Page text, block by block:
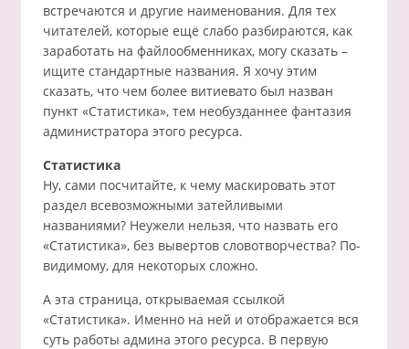
встречаются и другие наименования. Для тех
читателей, которые ещё слабо разбираются, как
заработать на файлообменниках, могу сказать –
ищите стандартные названия. Я хочу этим
сказать, что чем более витиевато был назван
пункт «Статистика», тем необузданнее фантазия
администратора этого ресурса.
Статистика
Ну, сами посчитайте, к чему маскировать этот
раздел всевозможными затейливыми
названиями? Неужели нельзя, что назвать его
«Статистика», без вывертов словотворчества? По-
видимому, для некоторых сложно.
А эта страница, открываемая ссылкой
«Статистика». Именно на ней и отображается вся
суть работы админа этого ресурса. В первую